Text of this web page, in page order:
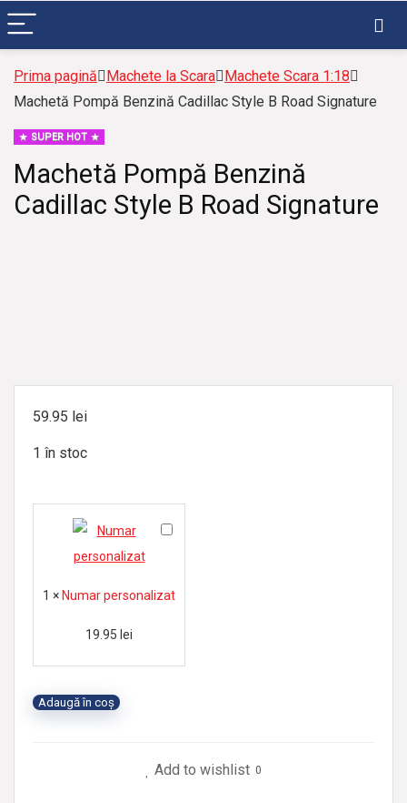
Prima pagină Machete la Scara Machete Scara 1:18
Machetă Pompă Benzină Cadillac Style B Road Signature
SUPER HOT
Machetă Pompă Benzină
Cadillac Style B Road Signature
59.95 lei
1 în stoc
N
1 × Numar personalizat
19.95 lei
Adaugă în coș
Add to wishlist 0